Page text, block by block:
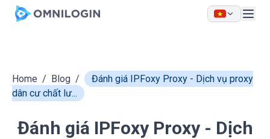
Skip to main content
Home / Blog /
Đánh giá IPFoxy Proxy - Dịch vụ proxy
dân cư chất lư...
Đánh giá IPFoxy Proxy - Dịch